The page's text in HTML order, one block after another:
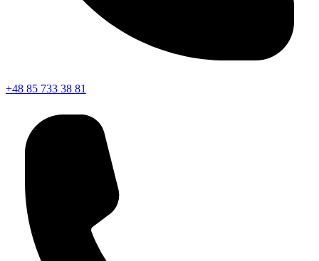
+48 85 733 38 81